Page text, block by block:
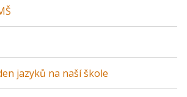
jazyků na naší škole